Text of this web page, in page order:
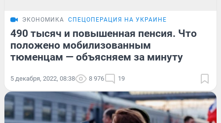
ЭКОНОМИКА СПЕЦОПЕРАЦИЯ НА УКРАИНЕ
490 тысяч и повышенная пенсия. Что
положено мобилизованным
тюменцам — объясняем за минуту
5 декабря, 2022, 08:38 8 976 19